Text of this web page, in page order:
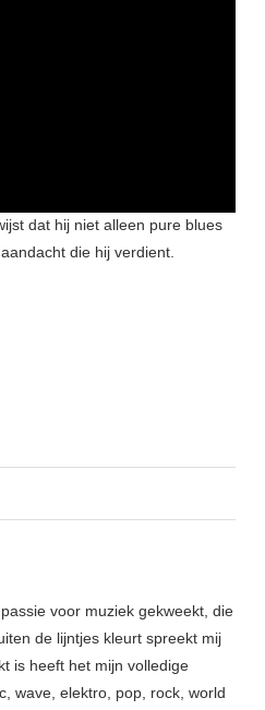
dat hij niet alleen pure blues
die hij verdient.
voor muziek gekweekt, die
de lijntjes kleurt spreekt mij
is heeft het mijn volledige
wave, elektro, pop, rock, world